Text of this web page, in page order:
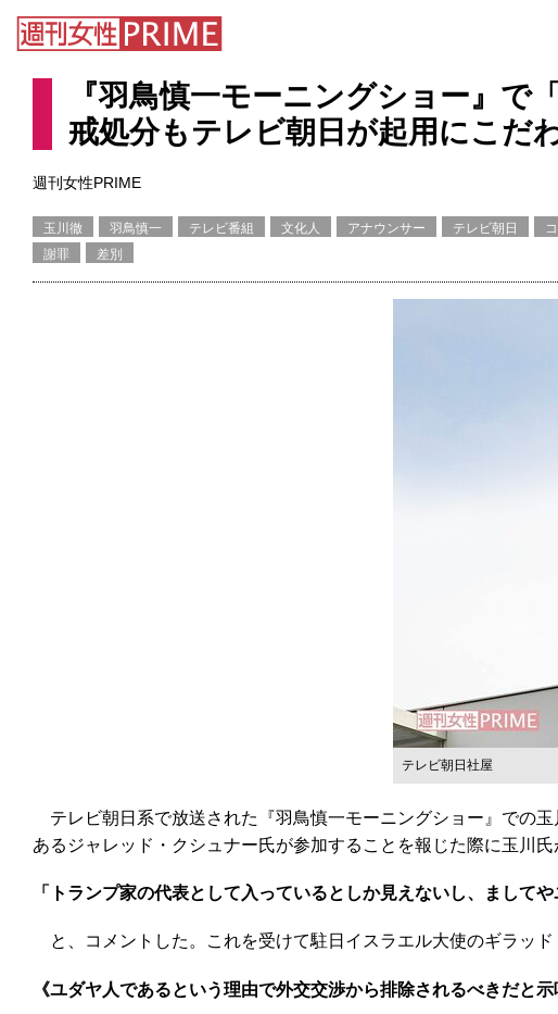
『羽鳥慎一モーニングショー』
戒処分もテレビ朝日が起用にこだ
週刊女性PRIME
玉川徹 羽鳥慎一 テレビ番組 文化人 アナウンサー テレビ朝日
謝罪
差別
テレビ朝日社屋
テレビ朝日系で放送された『羽鳥慎一モーニングショー』での
あるジャレッド・クシュナー氏が参加することを報じた際に玉川氏
「トランプ家の代表として入っているとしか見えないし、まして
と、コメントした。これを受けて駐日イスラエル大使のギラッド
《ユダヤ人であるという理由で外交交渉から排除されるべきだと